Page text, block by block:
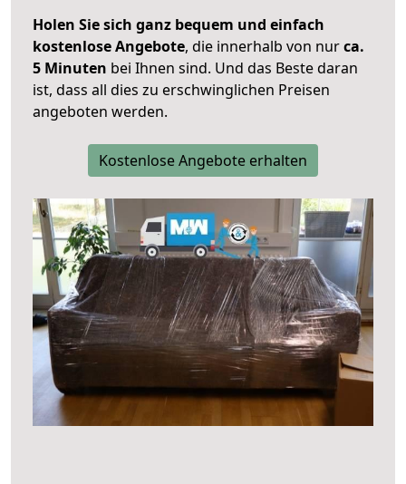
Holen Sie sich ganz bequem und einfach
kostenlose Angebote, die innerhalb von nurca.
5 Minuten bei Ihnen sind. Und das Beste daran
ist, dass all dies zu erschwinglichen Preisen
angeboten werden.
Kostenlose Angebote erhalten